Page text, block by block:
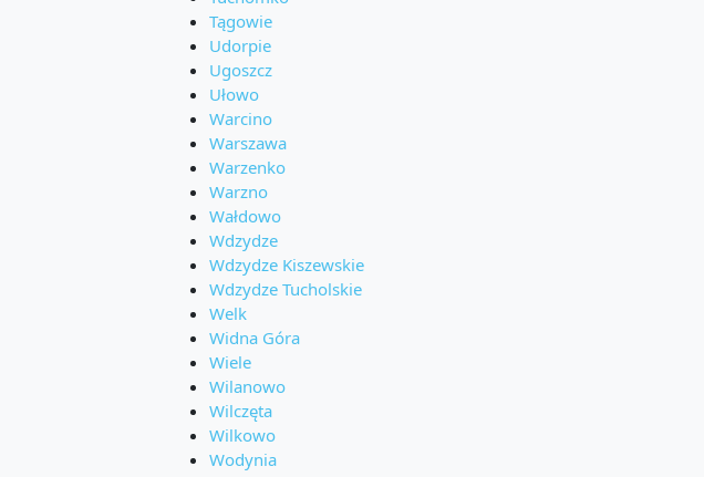
Tągowie
Udorpie
Ugoszcz
Ułowo
Warcino
Warszawa
Warzenko
Warzno
Wałdowo
Wdzydze
Wdzydze Kiszewskie
Wdzydze Tucholskie
Welk
Widna Góra
Wiele
Wilanowo
Wilczęta
Wilkowo
Wodynia